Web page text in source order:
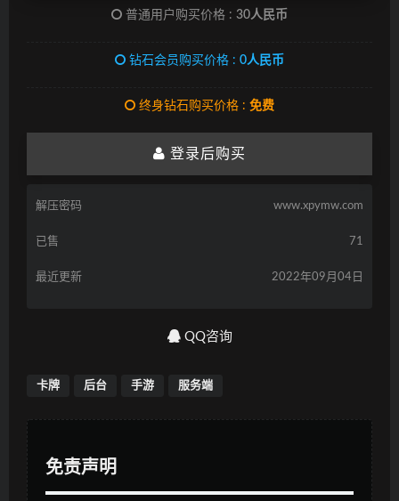
普通用户购买价格 : 30人民币
钻石会员购买价格 : 0人民币
终身钻石购买价格 : 免费
登录后购买
解压密码 www.xpymw.com
已售 71
最近更新 2022年09月04日
QQ咨询
卡牌 后台 手游 服务端
免责声明